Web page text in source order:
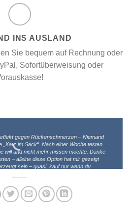
INS AUSLAND
Sie bequem auf Rechnung oder
Sofortüberweisung oder
gegen Rückenschmerzen – Niemand
„Katz im Sack“. Nach einer Woche testen
will und nicht mehr missen möchte. Danke
– alleine diese Option hat mir gezeigt
sein – quasi, kauf nur wenn du